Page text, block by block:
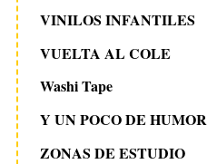
VINILOS INFANTILES
VUELTA AL COLE
Washi Tape
Y UN POCO DE HUMOR
ZONAS DE ESTUDIO